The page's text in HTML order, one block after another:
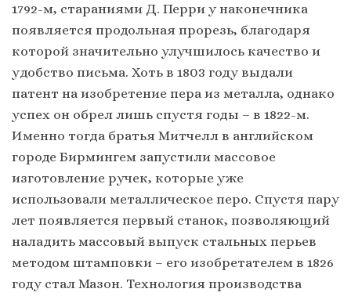
1792-м, стараниями Д. Перри у наконечника
появляется продольная прорезь, благодаря
которой значительно улучшилось качество и
удобство письма. Хоть в 1803 году выдали
патент на изобретение пера из металла, однако
успех он обрел лишь спустя годы – в 1822-м.
Именно тогда братья Митчелл в английском
городе Бирмингем запустили массовое
изготовление ручек, которые уже
использовали металлическое перо. Спустя пару
лет появляется первый станок, позволяющий
наладить массовый выпуск стальных перьев
методом штамповки – его изобретателем в 1826
году стал Мазон. Технология производства